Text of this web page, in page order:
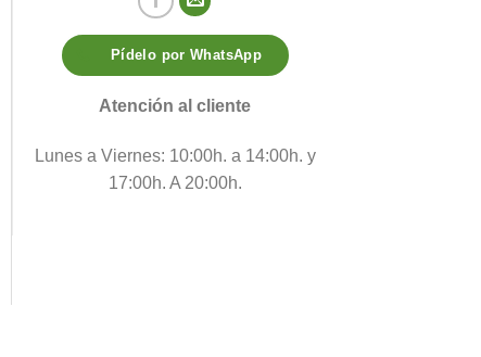
Pídelo por WhatsApp
Atención al cliente
Lunes a Viernes: 10:00h. a 14:00h. y
17:00h. A 20:00h.